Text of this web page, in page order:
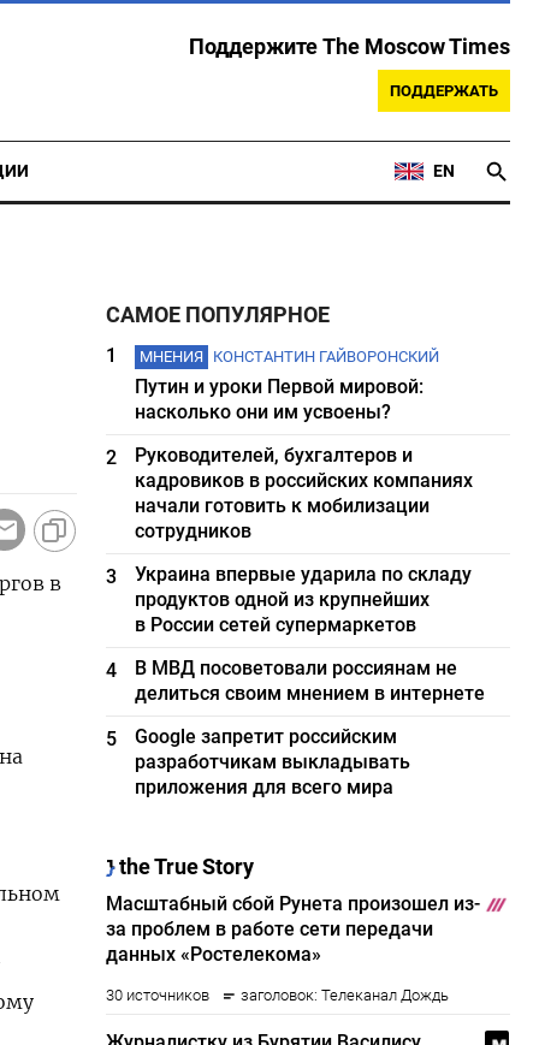
Поддержите The Moscow Times
ПОДДЕРЖАТЬ
EN
в
САМОЕ ПОПУЛЯРНОЕ
1 МНЕНИЯ КОНСТАНТИН ГАЙВОРОНСКИЙ
Путин и уроки Первой мировой:
насколько они им усвоены?
2
Руководителей, бухгалтеров и
кадровиков в российских компаниях
начали готовить к мобилизации
сотрудников
3
Украина впервые ударила по складу
продуктов одной из крупнейших
в России сетей супермаркетов
4
В МВД посоветовали россиянам не
делиться своим мнением в интернете
5
Google запретит российским
разработчикам выкладывать
приложения для всего мира